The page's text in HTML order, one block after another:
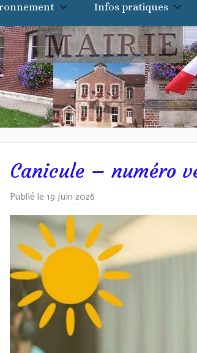
Infos pratiques
Canicule – numéro
Publié le 19 juin 2026
a
r
I
v
a
n
W
A